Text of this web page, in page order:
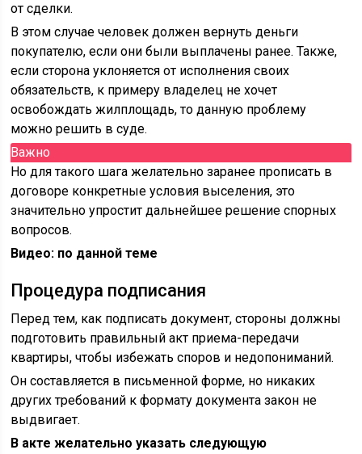
от сделки.
В этом случае человек должен вернуть деньги
покупателю, если они были выплачены ранее. Также,
если сторона уклоняется от исполнения своих
обязательств, к примеру владелец не хочет
освобождать жилплощадь, то данную проблему
можно решить в суде.
Важно
Но для такого шага желательно заранее прописать в
договоре конкретные условия выселения, это
значительно упростит дальнейшее решение спорных
вопросов.
Видео: по данной теме
Процедура подписания
Перед тем, как подписать документ, стороны должны
подготовить правильный акт приема-передачи
квартиры, чтобы избежать споров и недопониманий.
Он составляется в письменной форме, но никаких
других требований к формату документа закон не
выдвигает.
В акте желательно указать следующую